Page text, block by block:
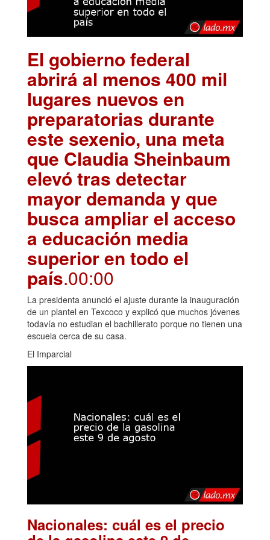
El gobierno federal
abrirá al menos 400 mil
lugares nuevos en
preparatorias durante
este sexenio, una meta
que Claudia Sheinbaum
elevó tras detectar
mayor demanda y que
busca ampliar el acceso
a educación media
superior en todo el
país.00:00
La presidenta anunció el ajuste durante la inauguración
de un plantel en Texcoco y explicó que muchos jóvenes
todavía no estudian el bachillerato porque no tienen una
escuela cerca de su casa.
El Imparcial
Nacionales: cuál es el precio